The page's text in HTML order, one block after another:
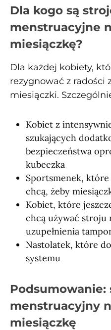
Dla kogo są
menstruacyjne
miesiączkę?
Dla każdej kobiety,
rezygnować z radości
miesiączki.
Kobiet z
szukających
bezpieczeństwa
kubeczka
Sportsmenek,
chcą, żeby
Kobiet, które
chcą używać stroju
uzupełnienia
Nastolatek, które
systemu
menstruacyjny
miesiączkę